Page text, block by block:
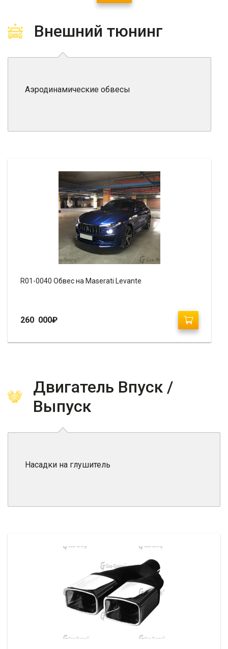
Внешний тюнинг
Аэродинамические обвесы
R01-0040 Обвес на Maserati Levante
260 000₽
Двигатель Впуск /
Выпуск
Насадки на глушитель